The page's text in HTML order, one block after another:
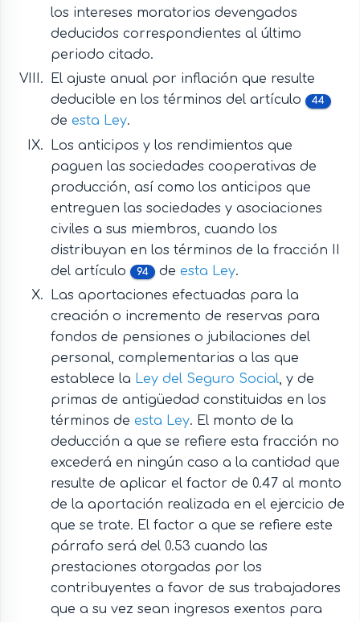
los intereses moratorios devengados
deducidos correspondientes al último
periodo citado.
El ajuste anual por inflación que resulte
deducible en los términos del artículo
44
de esta Ley.
Los anticipos y los rendimientos que
paguen las sociedades cooperativas de
producción, así como los anticipos que
entreguen las sociedades y asociaciones
civiles a sus miembros, cuando los
distribuyan en los términos de la fracción II
del artículo
94 de esta Ley.
Las aportaciones efectuadas para la
creación o incremento de reservas para
fondos de pensiones o jubilaciones del
personal, complementarias a las que
establece la Ley del Seguro Social, y de
primas de antigüedad constituidas en los
términos de esta Ley. El monto de la
deducción a que se refiere esta fracción no
excederá en ningún caso a la cantidad que
resulte de aplicar el factor de 0.47 al monto
de la aportación realizada en el ejercicio de
que se trate. El factor a que se refiere este
párrafo será del 0.53 cuando las
prestaciones otorgadas por los
contribuyentes a favor de sus trabajadores
que a su vez sean ingresos exentos para